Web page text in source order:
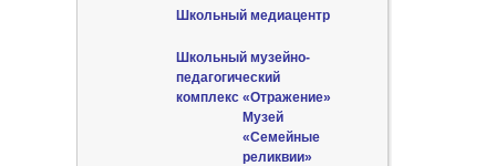
Школьный медиацентр
Школьный музейно-
педагогический
комплекс «Отражение»
Музей
«Семейные
реликвии»